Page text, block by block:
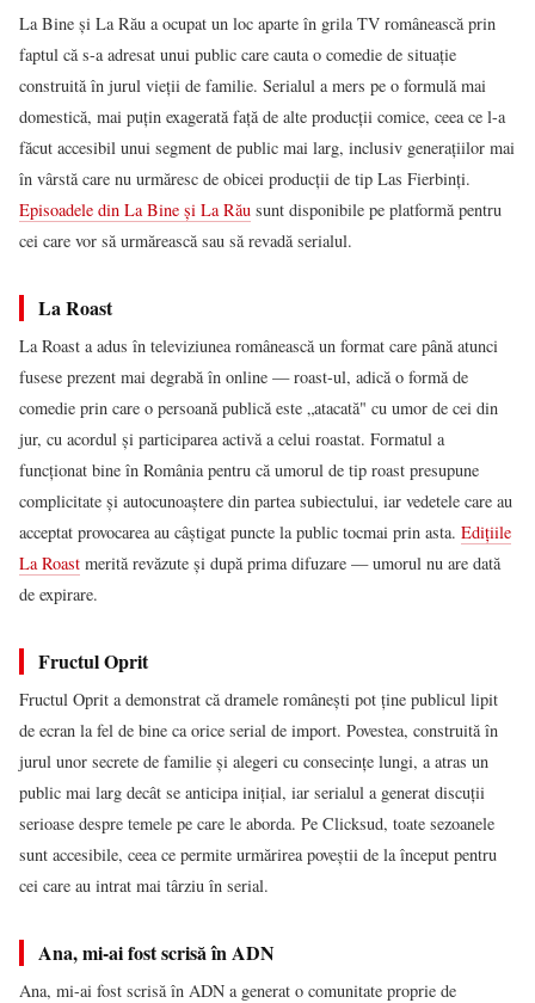
La Bine și La Rău a ocupat un loc aparte în grila TV românească prin
faptul că s-a adresat unui public care cauta o comedie de situație
construită în jurul vieții de familie. Serialul a mers pe o formulă mai
domestică, mai puțin exagerată față de alte producții comice, ceea ce l-a
făcut accesibil unui segment de public mai larg, inclusiv generațiilor mai
în vârstă care nu urmăresc de obicei producții de tip Las Fierbinți.
Episoadele din La Bine și La Rău sunt disponibile pe platformă pentru
cei care vor să urmărească sau să revadă serialul.
La Roast
La Roast a adus în televiziunea românească un format care până atunci
fusese prezent mai degrabă în online — roast-ul, adică o formă de
comedie prin care o persoană publică este „atacată" cu umor de cei din
jur, cu acordul și participarea activă a celui roastat. Formatul a
funcționat bine în România pentru că umorul de tip roast presupune
complicitate și autocunoaștere din partea subiectului, iar vedetele care au
acceptat provocarea au câștigat puncte la public tocmai prin asta.Edițiile
La Roast merită revăzute și după prima difuzare — umorul nu are dată
de expirare.
Fructul Oprit
Fructul Oprit a demonstrat că dramele românești pot ține publicul lipit
de ecran la fel de bine ca orice serial de import. Povestea, construită în
jurul unor secrete de familie și alegeri cu consecințe lungi, a atras un
public mai larg decât se anticipa inițial, iar serialul a generat discuții
serioase despre temele pe care le aborda. Pe Clicksud, toate sezoanele
sunt accesibile, ceea ce permite urmărirea poveștii de la început pentru
cei care au intrat mai târziu în serial.
Ana, mi-ai fost scrisă în ADN
Ana, mi-ai fost scrisă în ADN a generat o comunitate proprie de